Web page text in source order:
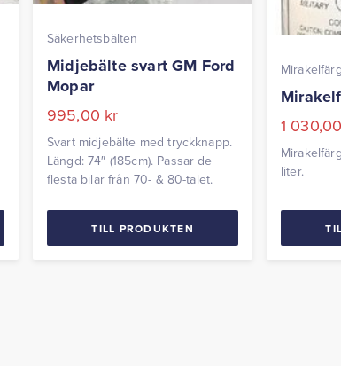
Säkerhetsbälten
Midjebälte svart GM Ford
Mopar
995,00 kr
Svart midjebälte med tryckknapp.
Längd: 74″ (185cm). Passar de
flesta bilar från 70- & 80-talet.
TILL PRODUKTEN
1
liter.